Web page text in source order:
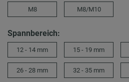
M8 M8/M10
Spannbereich:
12 - 14 mm 15 - 19 mm
26 - 28 mm 32 - 35 mm